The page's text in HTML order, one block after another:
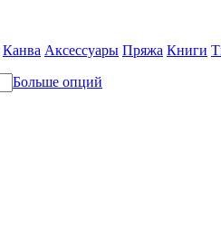
Канва Аксессуары Пряжа Книги
Больше опций